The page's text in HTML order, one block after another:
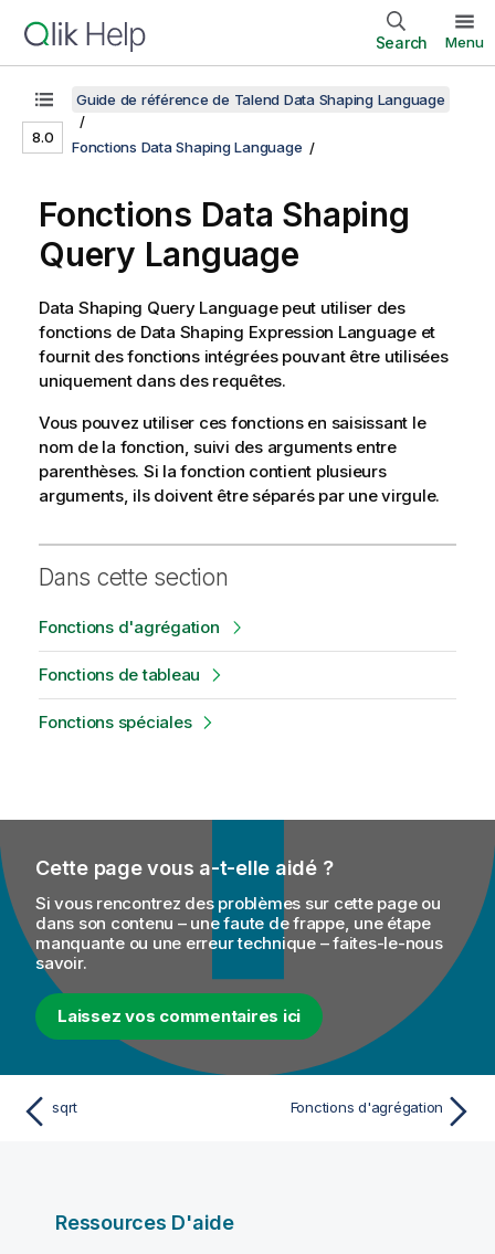
Search Menu
8.0
Guide de référence de Talend Data Shaping Language
Fonctions Data Shaping Language
Fonctions Data Shaping
Query Language
Data Shaping Query Languagepeut utiliser des
fonctions de Data Shaping Expression Languageet
fournit des fonctions intégrées pouvant être utilisées
uniquement dans des requêtes.
Vous pouvez utiliser ces fonctions en saisissant le
nom de la fonction, suivi des arguments entre
parenthèses. Si la fonction contient plusieurs
arguments, ils doivent être séparés par une virgule.
Dans cette section
Fonctions d'agrégation
Fonctions de tableau
Fonctions spéciales
Cette page vous a-t-elle aidé ?
Si vous rencontrez des problèmes sur cette page ou
dans son contenu – une faute de frappe, une étape
manquante ou une erreur technique – faites-le-nous
savoir.
Laissez vos commentaires ici
sqrt Fonctions d'agrégation
Ressources D'aide